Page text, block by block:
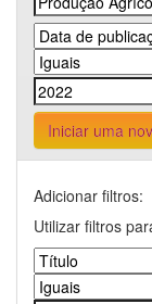
Iniciar uma
Adicionar filtros:
Utilizar filtros